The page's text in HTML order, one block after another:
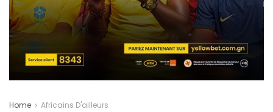
Home Africains D'ailleurs